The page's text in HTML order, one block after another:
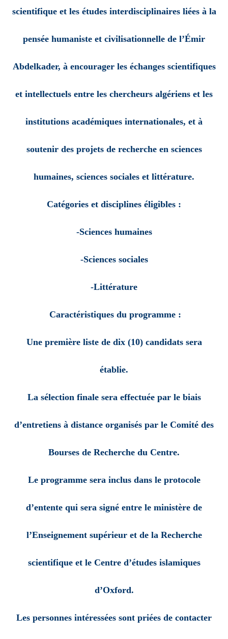
scientifique et les études interdisciplinaires liées à la
pensée humaniste et civilisationnelle de l’Émir
Abdelkader, à encourager les échanges scientifiques
et intellectuels entre les chercheurs algériens et les
institutions académiques internationales, et à
soutenir des projets de recherche en sciences
humaines, sciences sociales et littérature.
Catégories et disciplines éligibles :
-Sciences humaines
-Sciences sociales
-Littérature
Caractéristiques du programme :
Une première liste de dix (10)candidats sera
établie.
La sélection finale sera effectuée par le biais
d’entretiens à distance organisés par le Comité des
Bourses de Recherche du Centre.
Le programme sera inclus dans le protocole
d’entente qui sera signé entre le ministère de
l’Enseignement supérieur et de la Recherche
scientifique et le Centre d’études islamiques
d’Oxford.
Les personnes intéressées sont priées de contacter